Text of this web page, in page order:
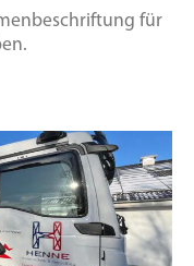
für